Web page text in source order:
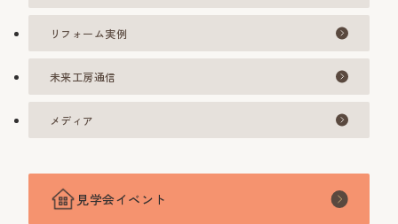
リフォーム実例
未来工房通信
メディア
見学会イベント